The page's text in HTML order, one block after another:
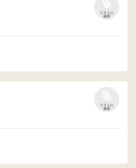
リストに
保存
リストに
保存